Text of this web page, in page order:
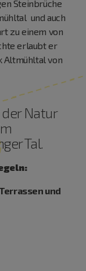
Steinbrüche
und auch
zu einem von
erlaubt er
Altmühltal von
Natur
Tal.
und